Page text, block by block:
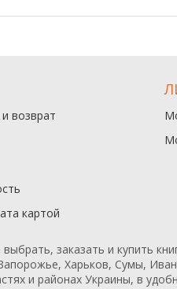
возврат
картой
заказать и купить
Харьков, Сумы,
и районах Украины, в